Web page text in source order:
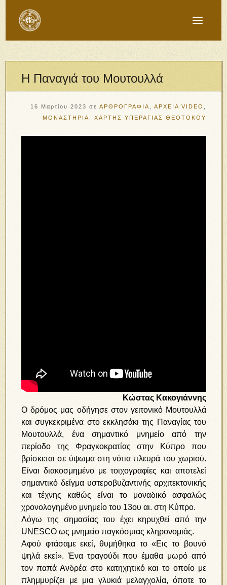
Η Παναγιά του Μουτουλλά
16 Μαρτίου 2023 σε ΑΡΘΡΟΓΡΑΦΙΑ ΑΡΧΕΙΑ VIDEO
ΜΟΝΑΣΤΗΡΙΑ
ΧΑΡΤΗΣ ΥΠΕΡΑΓΙΑΣ ΘΕΟΤΟΚΟΥ
Κώστας Κακογιάννης
Ο δρόμος μας οδήγησε στον γειτονικό Μουτουλλά
και συγκεκριμένα στο εκκλησάκι της Παναγίας του
Μουτουλλά, ένα σημαντικό μνημείο από την
περίοδο της Φραγκοκρατίας στην Κύπρο που
βρίσκεται σε ύψωμα στη νότια πλευρά του χωριού.
Είναι διακοσμημένο με τοιχογραφίες και αποτελεί
σημαντικό δείγμα υστεροβυζαντινής αρχιτεκτονικής
και τέχνης καθώς είναι το μοναδικό ασφαλώς
χρονολογημένο μνημείο του 13ου αι. στη Κύπρο.
Λόγω της σημασίας του έχει κηρυχθεί από την
UNESCO ως μνημείο παγκόσμιας κληρονομιάς.
Αφού φτάσαμε εκεί, θυμήθηκα το «Εις το βουνό
ψηλά εκεί». Ένα τραγούδι που έμαθα μωρό από
τον παπά Ανδρέα στο κατηχητικό και το οποίο με
πλημμυρίζει με μια γλυκιά μελαγχολία, όποτε το